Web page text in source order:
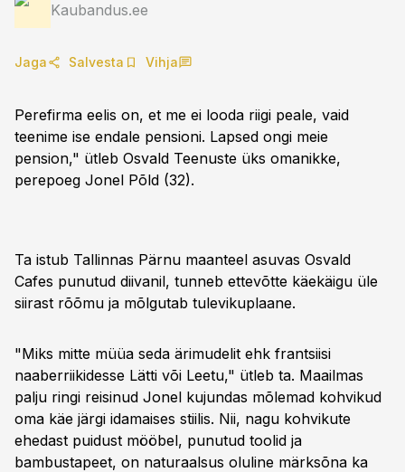
Kaubandus.ee
Jaga Salvesta Vihja
Perefirma eelis on, et me ei looda riigi peale, vaid
teenime ise endale pensioni. Lapsed ongi meie
pension," ütleb Osvald Teenuste üks omanikke,
perepoeg Jonel Põld (32).
Ta istub Tallinnas Pärnu maanteel asuvas Osvald
Cafes punutud diivanil, tunneb ettevõtte käekäigu üle
siirast rõõmu ja mõlgutab tulevikuplaane.
"Miks mitte müüa seda ärimudelit ehk frantsiisi
naaberriikidesse Lätti või Leetu," ütleb ta. Maailmas
palju ringi reisinud Jonel kujundas mõlemad kohvikud
oma käe järgi idamaises stiilis. Nii, nagu kohvikute
ehedast puidust mööbel, punutud toolid ja
bambustapeet, on naturaalsus oluline märksõna ka